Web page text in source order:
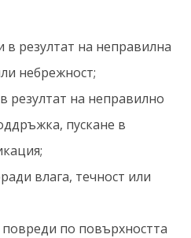
резултат на неправилна
небрежност;
резултат на неправилно
пускане в
влага, течност или
по повърхността